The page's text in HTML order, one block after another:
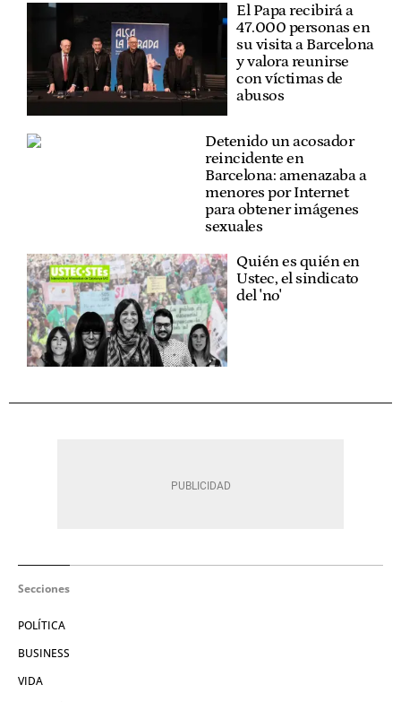
El Papa recibirá a
47.000 personas en
su visita a Barcelona
y valora reunirse
con víctimas de
abusos
Detenido un acosador
reincidente en
Barcelona: amenazaba a
menores por Internet
para obtener imágenes
sexuales
Quién es quién en
Ustec, el sindicato
del 'no'
Secciones
POLÍTICA
BUSINESS
VIDA